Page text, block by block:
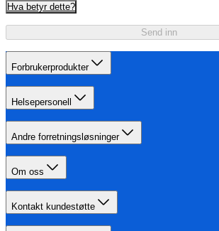
Hva betyr dette?
Send inn
Forbrukerprodukter
Helsepersonell
Andre forretningsløsninger
Om oss
Kontakt kundestøtte